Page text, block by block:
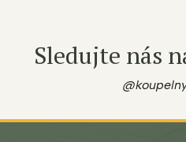
Sledujte nás